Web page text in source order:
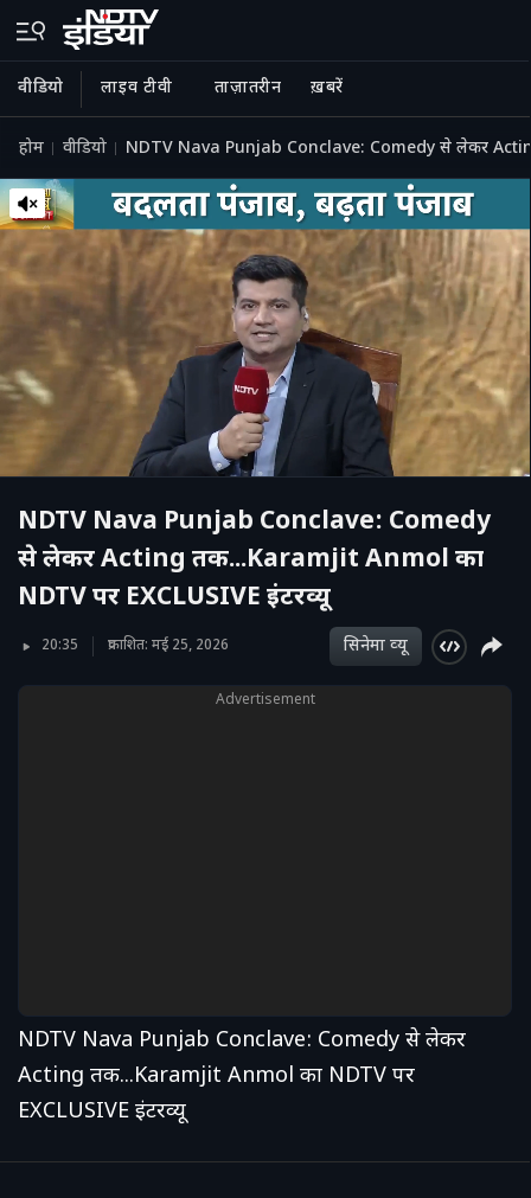
वीडियो लाइव टीवी ताज़ातरीन ख़बरें
होम वीडियो NDTV Nava Punjab Conclave: Comedy से लेकर
NDTV Nava Punjab Conclave: Comedy
से लेकर Acting तक...Karamjit Anmol का
NDTV पर EXCLUSIVE इंटरव्यू
20:35 प्रकाशित: मई 25, 2026 सिनेमा व्‍यू
Advertisement
NDTV Nava Punjab Conclave: Comedy से लेकर
Acting तक...Karamjit Anmol का NDTV पर
EXCLUSIVE इंटरव्यू